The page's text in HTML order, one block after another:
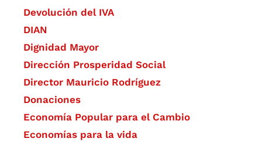
Devolución del IVA
DIAN
Dignidad Mayor
Dirección Prosperidad Social
Director Mauricio Rodríguez
Donaciones
Economía Popular para el Cambio
Economías para la vida